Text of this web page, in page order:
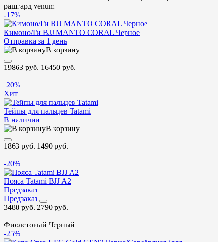
рашгард venum
-17%
Кимоно/Ги BJJ MANTO CORAL Черное
Отправка за 1 день
В корзину
19863 руб. 16450 руб.
-20%
Хит
Тейпы для пальцев Tatami
В наличии
В корзину
1863 руб. 1490 руб.
-20%
Пояса Tatami BJJ A2
Предзаказ
Предзаказ
3488 руб. 2790 руб.
Фиолетовый Черный
-25%